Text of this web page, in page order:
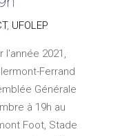
, UFOLEP
l'année 2021,
Ferrand
Générale
à 19h au
Foot, Stade